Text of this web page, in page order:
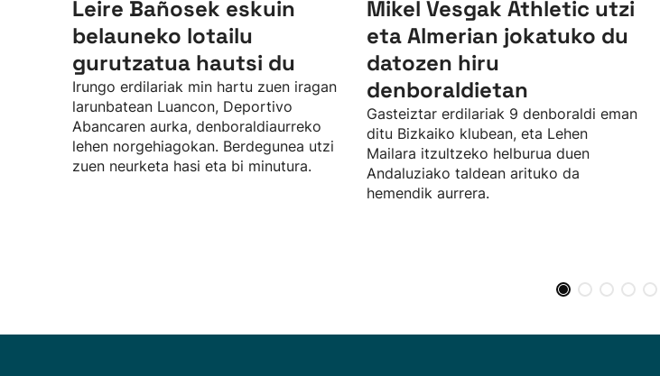
Leire Bañosek eskuin
belauneko lotailu
gurutzatua hautsi du
Irungo erdilariak min hartu zuen iragan
larunbatean Luancon, Deportivo
Abancaren aurka, denboraldiaurreko
lehen norgehiagokan. Berdegunea utzi
zuen neurketa hasi eta bi minutura.
Mikel Vesgak Athletic utzi
eta Almerian jokatuko du
datozen hiru
denboraldietan
Gasteiztar erdilariak 9 denboraldi eman
ditu Bizkaiko klubean, eta Lehen
Mailara itzultzeko helburua duen
Andaluziako taldean arituko da
hemendik aurrera.